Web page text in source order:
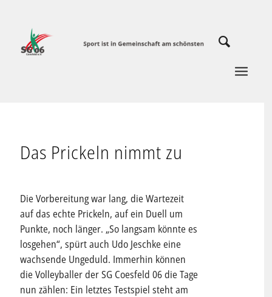
Das Prickeln nimmt zu
Die Vorbereitung war lang, die Wartezeit
auf das echte Prickeln, auf ein Duell um
Punkte, noch länger. „So langsam könnte es
losgehen“, spürt auch Udo Jeschke eine
wachsende Ungeduld. Immerhin können
die Volleyballer der SG Coesfeld 06 die Tage
nun zählen: Ein letztes Testspiel steht am